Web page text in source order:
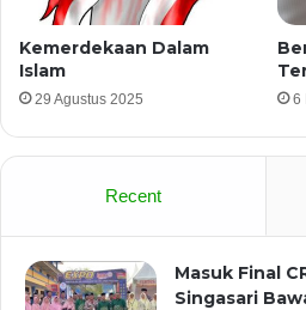
Kemerdekaan Dalam
Islam
29 Agustus 2025 6
Recent
Masuk Final
Singasari